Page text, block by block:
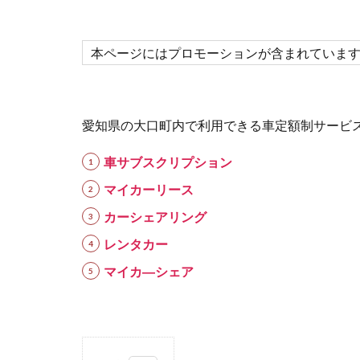
本ページにはプロモーションが含まれています
愛知県の大口町内で利用できる車定額制サービ
車サブスクリプション
マイカーリース
カーシェアリング
レンタカー
マイカ―シェア